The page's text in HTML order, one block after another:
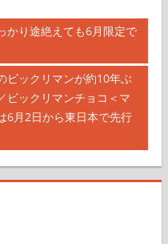
かり途絶えても6月限定で
ビックリマンが約10年ぶ
ビックリマンチョコ＜マ
6月2日から東日本で先行